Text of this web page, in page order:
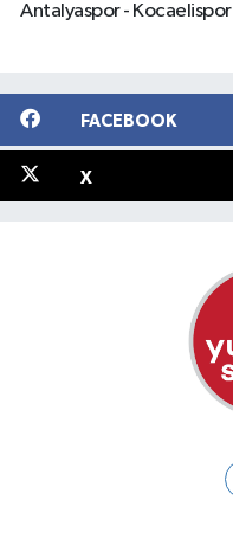
Antalyaspor - Kocaelispor
FACEBOOK
X